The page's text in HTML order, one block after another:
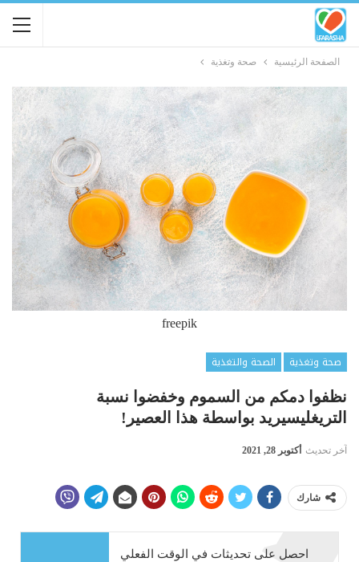
الصفحة الرئيسية صحة وتغذية
freepik
صحة وتغذية
الصحة والتغذية
نظفوا دمكم من السموم وخفضوا نسبة
التريغليسيريد بواسطة هذا العصير!
آخر تحديث أكتوبر 28, 2021
شارك
احصل على تحديثات في الوقت الفعلي